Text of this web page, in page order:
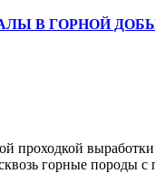
В ГОРНОЙ
проходкой
горные породы